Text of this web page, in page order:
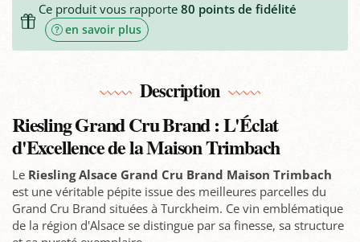
Ce produit vous rapporte80 points de fidélité
en savoir plus
Description
Riesling Grand Cru Brand : L'Éclat
d'Excellence de la Maison Trimbach
Le Riesling Alsace Grand Cru Brand Maison Trimbach
est une véritable pépite issue des meilleures parcelles du
Grand Cru Brand situées à Turckheim. Ce vin emblématique
de la région d'Alsace se distingue par sa finesse, sa structure